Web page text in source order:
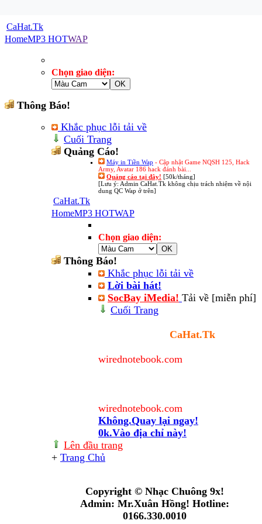
CaHat.Tk
HomeMP3 HOTWAP
Chọn giao diện:
Thông Báo!
Khắc phục lỗi tải về
Cuối Trang
Quảng Cáo!
Máy in Tiền Wap - Cập nhật Game NQSH 125, Hack
Army, Avatar 186 hack đánh bài...
Quảng cáo tại đây! [50k/tháng]
[Lưu ý: Admin CaHat.Tk không chịu trách nhiệm về nội
dung QC Wap ở trên]
CaHat.Tk
HomeMP3 HOTWAP
Chọn giao diện:
Thông Báo!
Khắc phục lỗi tải về
Lời bài hát!
SocBay iMedia! Tải về [miễn phí]
Cuối Trang
CaHat.Tk
wirednotebook.com
wirednotebook.com
Không.Quay lại ngay!
0k.Vào địa chỉ này!
Lên đầu trang
+ Trang Chủ
Copyright © Nhạc Chuông 9x!
Admin: Mr.Xuân Hồng! Hotline:
0166.330.0010